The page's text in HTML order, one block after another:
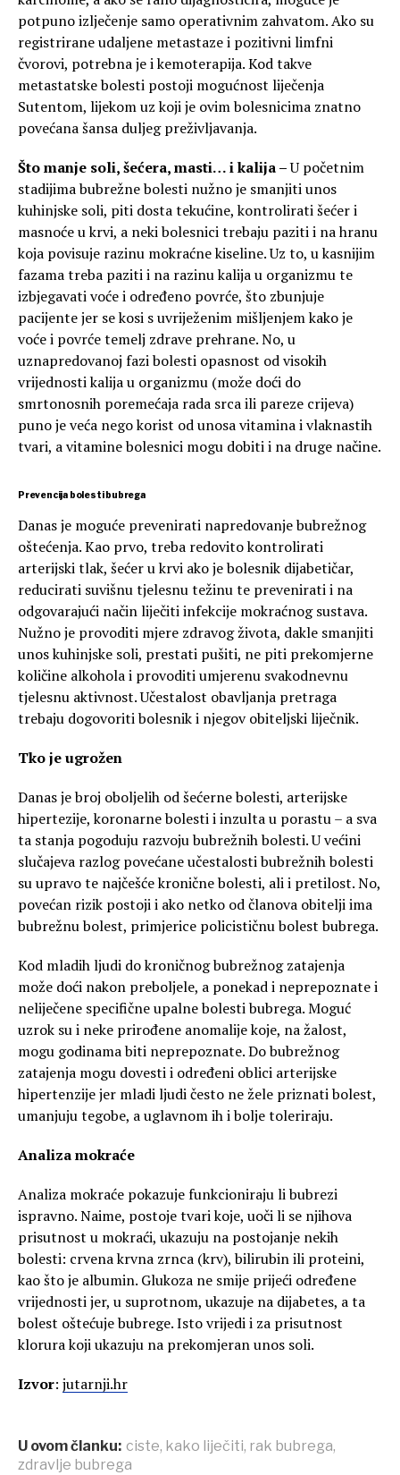
potpuno izlječenje samo operativnim zahvatom. Ako su
registrirane udaljene metastaze i pozitivni limfni
čvorovi, potrebna je i kemoterapija. Kod takve
metastatske bolesti postoji mogućnost liječenja
Sutentom, lijekom uz koji je ovim bolesnicima znatno
povećana šansa duljeg preživljavanja.
Što manje soli, šećera, masti… i kalija –U početnim
stadijima bubrežne bolesti nužno je smanjiti unos
kuhinjske soli, piti dosta tekućine, kontrolirati šećer i
masnoće u krvi, a neki bolesnici trebaju paziti i na hranu
koja povisuje razinu mokraćne kiseline. Uz to, u kasnijim
fazama treba paziti i na razinu kalija u organizmu te
izbjegavati voće i određeno povrće, što zbunjuje
pacijente jer se kosi s uvriježenim mišljenjem kako je
voće i povrće temelj zdrave prehrane. No, u
uznapredovanoj fazi bolesti opasnost od visokih
vrijednosti kalija u organizmu (može doći do
smrtonosnih poremećaja rada srca ili pareze crijeva)
puno je veća nego korist od unosa vitamina i vlaknastih
tvari, a vitamine bolesnici mogu dobiti i na druge načine.
Prevencija bolesti bubrega
Danas je moguće prevenirati napredovanje bubrežnog
oštećenja. Kao prvo, treba redovito kontrolirati
arterijski tlak, šećer u krvi ako je bolesnik dijabetičar,
reducirati suvišnu tjelesnu težinu te prevenirati i na
odgovarajući način liječiti infekcije mokraćnog sustava.
Nužno je provoditi mjere zdravog života, dakle smanjiti
unos kuhinjske soli, prestati pušiti, ne piti prekomjerne
količine alkohola i provoditi umjerenu svakodnevnu
tjelesnu aktivnost. Učestalost obavljanja pretraga
trebaju dogovoriti bolesnik i njegov obiteljski liječnik.
Tko je ugrožen
Danas je broj oboljelih od šećerne bolesti, arterijske
hipertezije, koronarne bolesti i inzulta u porastu – a sva
ta stanja pogoduju razvoju bubrežnih bolesti. U većini
slučajeva razlog povećane učestalosti bubrežnih bolesti
su upravo te najčešće kronične bolesti, ali i pretilost. No,
povećan rizik postoji i ako netko od članova obitelji ima
bubrežnu bolest, primjerice policističnu bolest bubrega.
Kod mladih ljudi do kroničnog bubrežnog zatajenja
može doći nakon preboljele, a ponekad i neprepoznate i
neliječene specifične upalne bolesti bubrega. Moguć
uzrok su i neke prirođene anomalije koje, na žalost,
mogu godinama biti neprepoznate. Do bubrežnog
zatajenja mogu dovesti i određeni oblici arterijske
hipertenzije jer mladi ljudi često ne žele priznati bolest,
umanjuju tegobe, a uglavnom ih i bolje toleriraju.
Analiza mokraće
Analiza mokraće pokazuje funkcioniraju li bubrezi
ispravno. Naime, postoje tvari koje, uoči li se njihova
prisutnost u mokraći, ukazuju na postojanje nekih
bolesti: crvena krvna zrnca (krv), bilirubin ili proteini,
kao što je albumin. Glukoza ne smije prijeći određene
vrijednosti jer, u suprotnom, ukazuje na dijabetes, a ta
bolest oštećuje bubrege. Isto vrijedi i za prisutnost
klorura koji ukazuju na prekomjeran unos soli.
Izvor: jutarnji.hr
U ovom članku: ciste, kako liječiti, rak bubrega,
zdravlje bubrega